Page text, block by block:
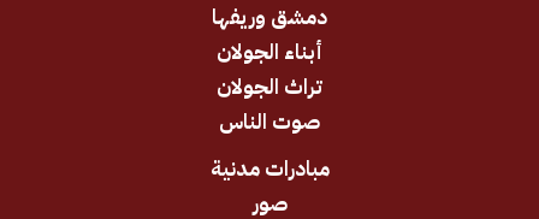
دمشق وريفها
أبناء الجولان
تراث الجولان
صوت الناس
مبادرات مدنية